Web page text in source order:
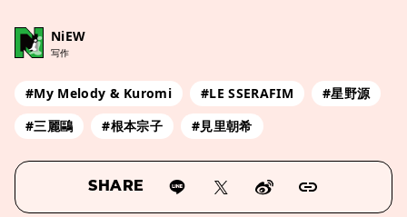
NiEW
写作
#My Melody & Kuromi #LE SSERAFIM
#星野源
#三麗鷗
#根本宗子 #見里朝希
SHARE